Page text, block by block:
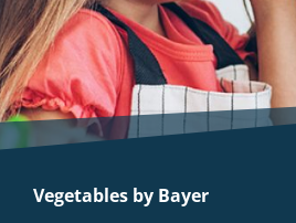
Vegetables by Bayer